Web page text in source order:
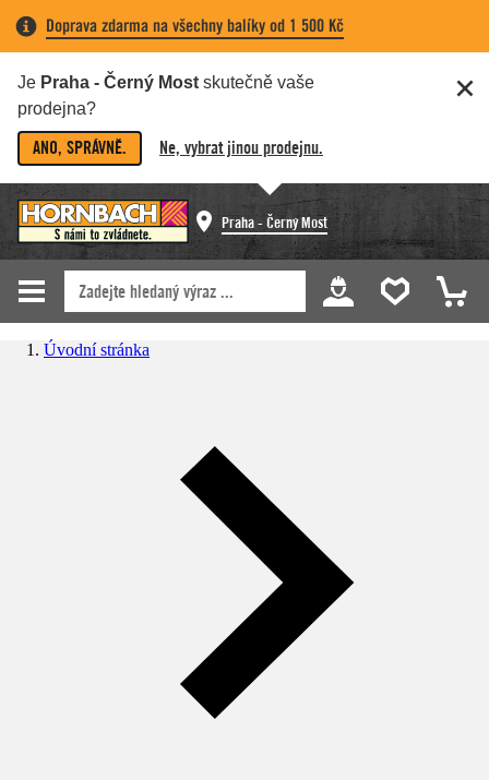
Doprava zdarma na všechny balíky od 1 500 Kč
Je Praha - Černý Most skutečně vaše
prodejna?
ANO, SPRÁVNĚ. Ne, vybrat jinou prodejnu.
Praha - Černý Most
Úvodní stránka